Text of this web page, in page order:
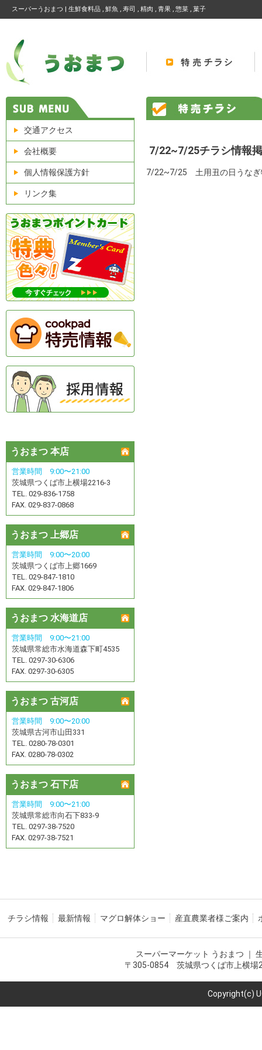
スーパーうおまつ | 生鮮食料品 , 鮮魚 , 寿司 , 精肉 , 青果 , 惣菜 , 菓子
交通アクセス
会社概要
個人情報保護方針
リンク集
うおまつ 本店
営業時間 9:00〜21:00
茨城県つくば市上横場2216-3
TEL. 029-836-1758
FAX. 029-837-0868
うおまつ 上郷店
営業時間 9:00〜20:00
茨城県つくば市上郷1669
TEL. 029-847-1810
FAX. 029-847-1806
うおまつ 水海道店
営業時間 9:00〜21:00
茨城県常総市水海道森下町4535
TEL. 0297-30-6306
FAX. 0297-30-6305
うおまつ 古河店
営業時間 9:00〜20:00
茨城県古河市山田331
TEL. 0280-78-0301
FAX. 0280-78-0302
うおまつ 石下店
営業時間 9:00〜21:00
茨城県常総市向石下833-9
TEL. 0297-38-7520
FAX. 0297-38-7521
7/22~7/25チラシ情報
7/22~7/25 土用丑の日うなぎ
チラシ情報 最新情報 マグロ解体ショー 産直農業者様ご案内
スーパーマーケット うおま
〒305-0854 茨城県つくば市上
Copyright(c)